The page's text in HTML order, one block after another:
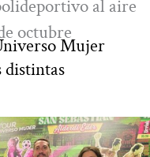
al aire
octubre
Mujer